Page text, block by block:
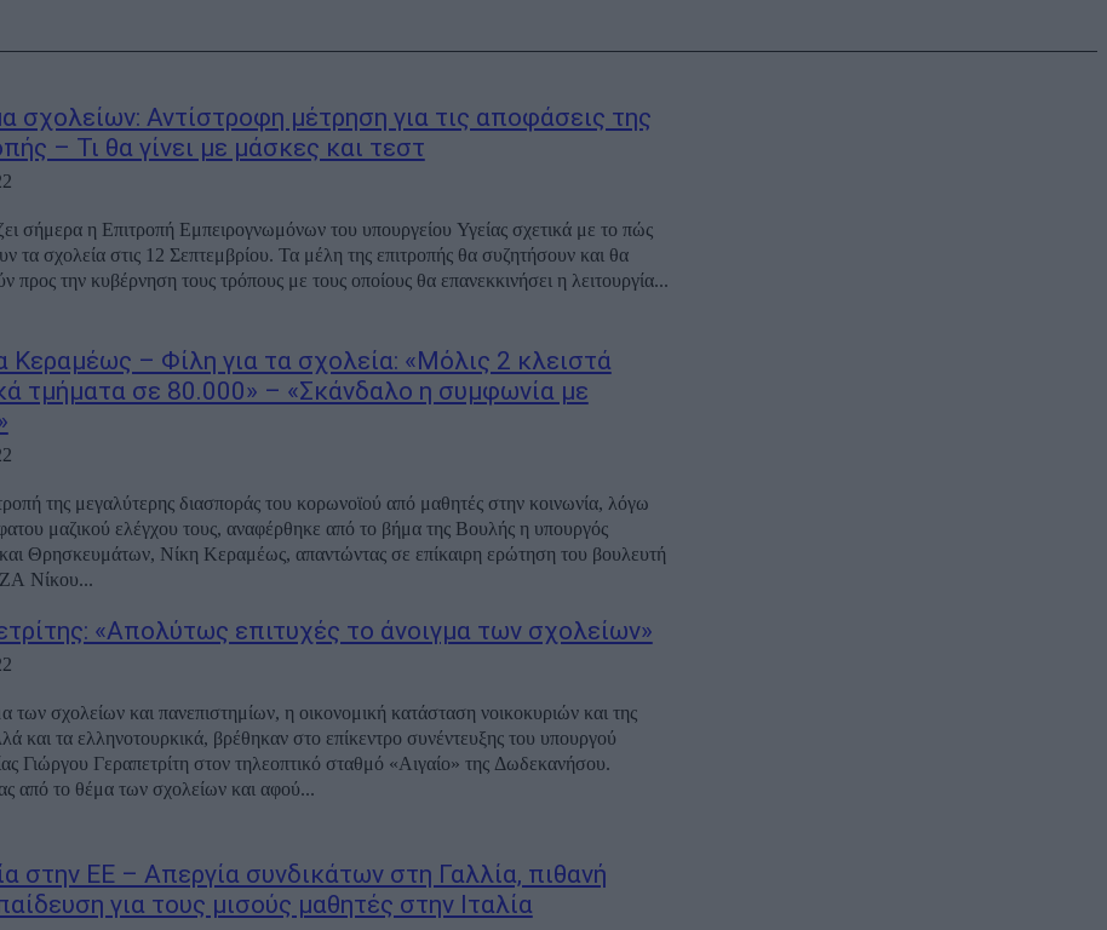
σχολείων: Αντίστροφη μέτρηση για τις αποφάσεις της
– Τι θα γίνει με μάσκες και τεστ
σήμερα η Επιτροπή Εμπειρογνωμόνων του υπουργείου Υγείας σχετικά με το πώς
στις 12 Σεπτεμβρίου. Τα μέλη της επιτροπής θα συζητήσουν και θα
προς την κυβέρνηση τους τρόπους με τους οποίους θα επανεκκινήσει η λειτουργία...
Κεραμέως – Φίλη για τα σχολεία: «Μόλις 2 κλειστά
τμήματα σε 80.000» – «Σκάνδαλο η συμφωνία με
της μεγαλύτερης διασποράς του κορωνοϊού από μαθητές στην κοινωνία, λόγω
μαζικού ελέγχου τους, αναφέρθηκε από το βήμα της Βουλής η υπουργός
και Θρησκευμάτων, Νίκη Κεραμέως, απαντώντας σε επίκαιρη ερώτηση του βουλευτή
Νίκου...
«Απολύτως επιτυχές το άνοιγμα των σχολείων»
των σχολείων και πανεπιστημίων, η οικονομική κατάσταση νοικοκυριών και της
και τα ελληνοτουρκικά, βρέθηκαν στο επίκεντρο συνέντευξης του υπουργού
Γιώργου Γεραπετρίτη στον τηλεοπτικό σταθμό «Αιγαίο» της Δωδεκανήσου.
από το θέμα των σχολείων και αφού...
στην ΕΕ – Απεργία συνδικάτων στη Γαλλία, πιθανή
για τους μισούς μαθητές στην Ιταλία